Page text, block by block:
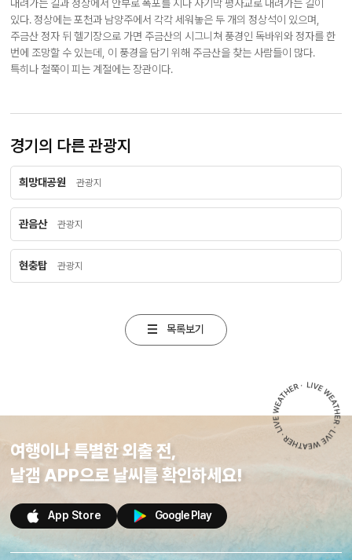
내려가는 길과 정상에서 안부로 폭포를 지나 사기막 평사교로 내려가는 길이
있다. 정상에는 포천과 남양주에서 각각 세워놓은 두 개의 정상석이 있으며,
주금산 정자 뒤 헬기장으로 가면 주금산의 시그니쳐 풍경인 독바위와 정자를 한
번에 조망할 수 있는데, 이 풍경을 담기 위해 주금산을 찾는 사람들이 많다.
특히나 철쭉이 피는 계절에는 장관이다.
경기의 다른 관광지
희망대공원 관광지
관음산 관광지
현충탑 관광지
목록보기
여행이나 특별한 외출 전,
날갬 APP으로 날씨를 확인하세요!
App Store Google Play